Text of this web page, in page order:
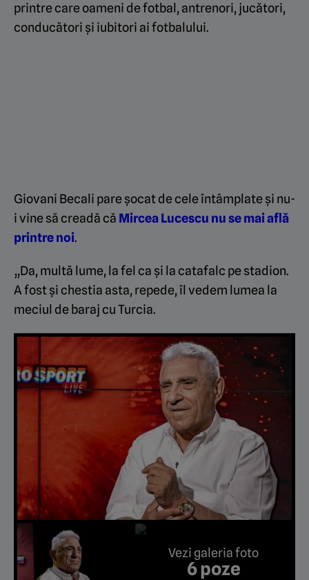
printre care oameni de fotbal, antrenori, jucători,
conducători și iubitori ai fotbalului.
Giovani Becali pare șocat de cele întâmplate și nu-
i vine să creadă că Mircea Lucescu nu se mai află
printre noi.
„Da, multă lume, la fel ca și la catafalc pe stadion.
A fost și chestia asta, repede, îl vedem lumea la
meciul de baraj cu Turcia.
Vezi galeria foto
6 poze